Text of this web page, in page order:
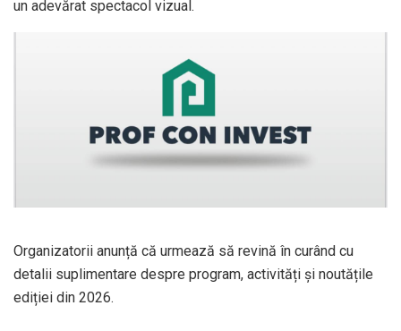
un adevărat spectacol vizual.
Organizatorii anunță că urmează să revină în curând cu
detalii suplimentare despre program, activități și noutățile
ediției din 2026.